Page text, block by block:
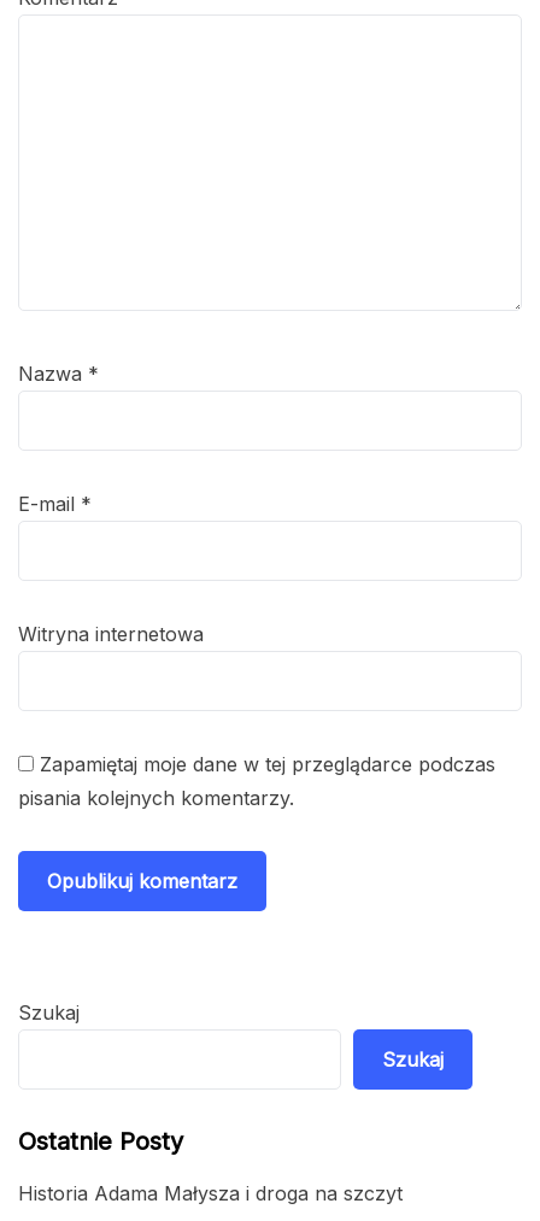
Nazwa *
E-mail *
Witryna internetowa
Zapamiętaj moje dane w tej przeglądarce podczas
pisania kolejnych komentarzy.
Szukaj
Szukaj
Ostatnie Posty
Historia Adama Małysza i droga na szczyt